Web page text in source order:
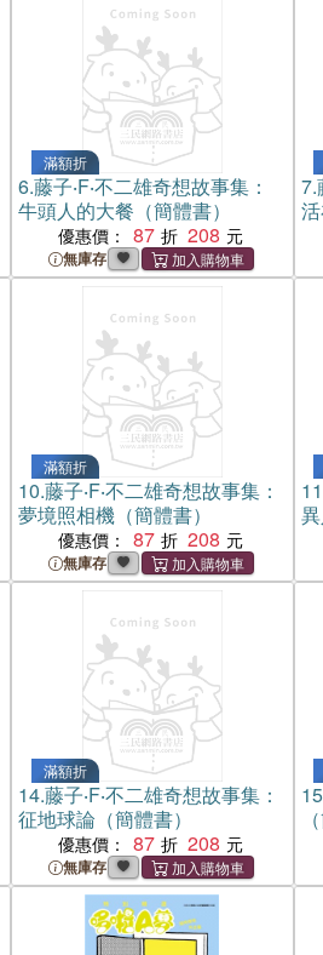
滿額折
6.藤子‧F‧不二雄奇想故事集：
牛頭人的大餐（簡體書）
優惠價： 87 208
無庫存
7.
滿額折
10.藤子‧F‧不二雄奇想故事集：
夢境照相機（簡體書）
優惠價： 87 208
無庫存
滿額折
14.藤子‧F‧不二雄奇想故事集：
征地球論（簡體書）
優惠價： 87 208
無庫存